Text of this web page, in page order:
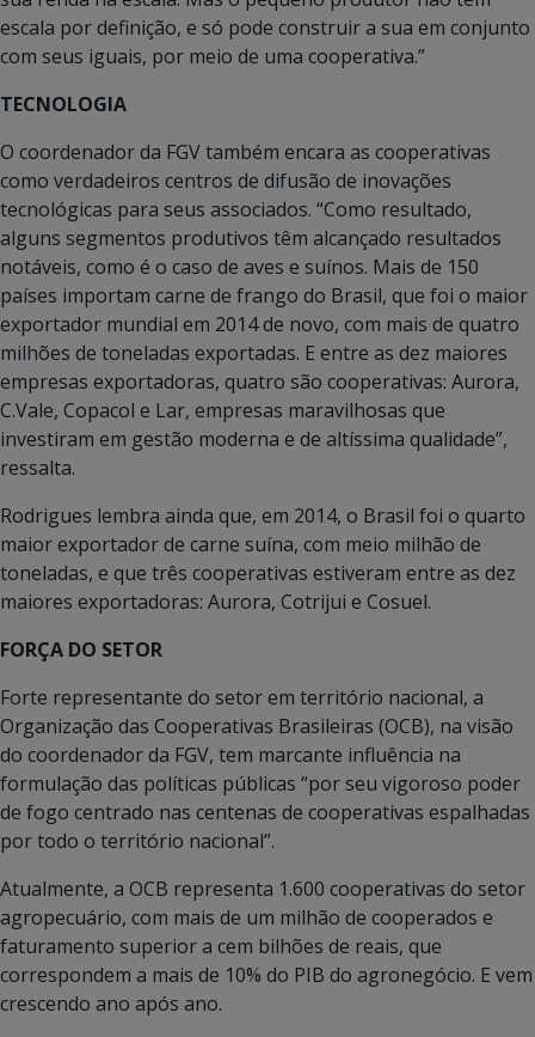
escala por definição, e só pode construir a sua em conjunto
com seus iguais, por meio de uma cooperativa.”
TECNOLOGIA
O coordenador da FGV também encara as cooperativas
como verdadeiros centros de difusão de inovações
tecnológicas para seus associados. “Como resultado,
alguns segmentos produtivos têm alcançado resultados
notáveis, como é o caso de aves e suínos. Mais de 150
países importam carne de frango do Brasil, que foi o maior
exportador mundial em 2014 de novo, com mais de quatro
milhões de toneladas exportadas. E entre as dez maiores
empresas exportadoras, quatro são cooperativas: Aurora,
C.Vale, Copacol e Lar, empresas maravilhosas que
investiram em gestão moderna e de altíssima qualidade”,
ressalta.
Rodrigues lembra ainda que, em 2014, o Brasil foi o quarto
maior exportador de carne suína, com meio milhão de
toneladas, e que três cooperativas estiveram entre as dez
maiores exportadoras: Aurora, Cotrijui e Cosuel.
FORÇA DO SETOR
Forte representante do setor em território nacional, a
Organização das Cooperativas Brasileiras (OCB), na visão
do coordenador da FGV, tem marcante influência na
formulação das políticas públicas “por seu vigoroso poder
de fogo centrado nas centenas de cooperativas espalhadas
por todo o território nacional”.
Atualmente, a OCB representa 1.600 cooperativas do setor
agropecuário, com mais de um milhão de cooperados e
faturamento superior a cem bilhões de reais, que
correspondem a mais de 10% do PIB do agronegócio. E vem
crescendo ano após ano.